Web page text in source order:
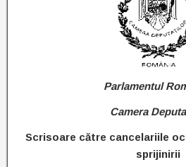
Parlamentul
Camera
Scrisoare către cancelariile
sprijinirii